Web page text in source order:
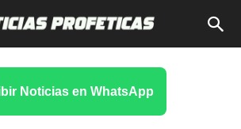
Noticias en WhatsApp